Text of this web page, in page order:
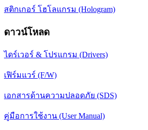
สติกเกอร์ โฮโลแกรม (Hologram)
ดาวน์โหลด
ไดร์เวอร์ & โปรแกรม (Drivers)
เฟิร์มแวร์ (F/W)
เอกสารด้านความปลอดภัย (SDS)
คู่มือการใช้งาน (User Manual)